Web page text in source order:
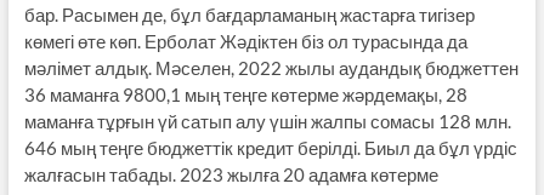
бар. Расымен де, бұл бағдарламаның жастарға тигізер
көмегі өте көп. Ерболат Жәдіктен біз ол турасында да
мәлімет алдық. Мәселен, 2022 жылы аудандық бюджеттен
36 маманға 9800,1 мың теңге көтерме жәрдемақы, 28
маманға тұрғын үй сатып алу үшін жалпы сомасы 128 млн.
646 мың теңге бюджеттік кредит берілді. Биыл да бұл үрдіс
жалғасын табады. 2023 жылға 20 адамға көтерме